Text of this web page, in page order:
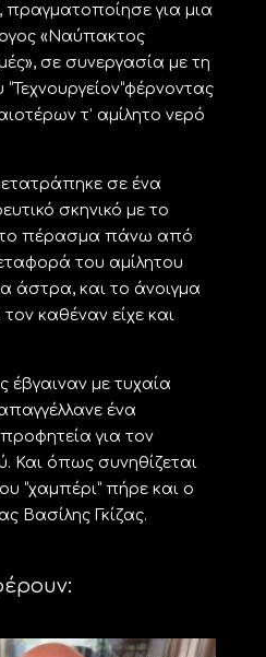
πραγματοποίησε για μια
«Ναύπακτος
σε συνεργασία με τη
τ’ αμίλητο νερό
σε ένα
σκηνικό με το
το πέρασμα πάνω από
του αμίλητου
άστρα, και το άνοιγμα
καθέναν είχε και
έβγαιναν με τυχαία
ένα
για τον
Και όπως συνηθίζεται
“χαμπέρι” πήρε και ο
Βασίλης Γκίζας.